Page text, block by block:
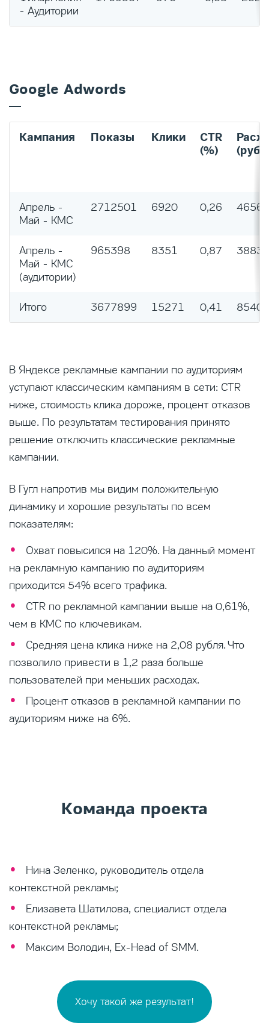
- Аудитории
Google Adwords
Кампания Показы Клики
CTR
(%)
(руб.)
Апрель -
Май - КМС
2712501 6920 0,26
Апрель -
Май - КМС
(аудитории)
965398 8351 0,87
Итого 3677899 15271 0,41
В Яндексе рекламные кампании по аудиториям
уступают классическим кампаниям в сети: CTR
ниже, стоимость клика дороже, процент отказов
выше. По результатам тестирования принято
решение отключить классические рекламные
кампании.
В Гугл напротив мы видим положительную
динамику и хорошие результаты по всем
показателям:
Охват повысился на 120%. На данный момент
на рекламную кампанию по аудиториям
приходится 54% всего трафика.
CTR по рекламной кампании выше на 0,61%,
чем в КМС по ключевикам.
Средняя цена клика ниже на 2,08 рубля. Что
позволило привести в 1,2 раза больше
пользователей при меньших расходах.
Процент отказов в рекламной кампании по
аудиториям ниже на 6%.
Команда проекта
Нина Зеленко, руководитель отдела
контекстной рекламы;
Елизавета Шатилова, специалист отдела
контекстной рекламы;
Максим Володин, Ex-Head of SMM.
Хочу такой же результат!